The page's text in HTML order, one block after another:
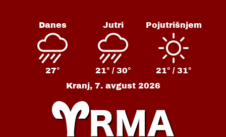
Danes
27°
Jutri
21° / 30°
Pojutrišnjem
21° / 31°
Kranj, 7. avgust 2026